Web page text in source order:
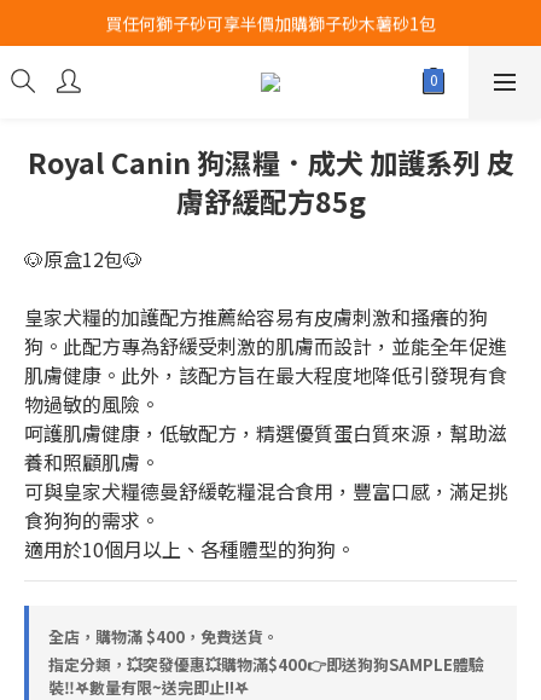
Airbuggy 全線現貨8折！立即點擊火速搶購
買任何獅子砂可享半價加購獅子砂木薯砂1包
Airbuggy 全線現貨8折！立即點擊火速搶購
Royal Canin 狗濕糧．成犬 加護系列 皮
膚舒緩配方85g
🐶原盒12包🐶
皇家犬糧的加護配方推薦給容易有皮膚刺激和搔癢的狗
狗。此配方專為舒緩受刺激的肌膚而設計，並能全年促進
肌膚健康。此外，該配方旨在最大程度地降低引發現有食
物過敏的風險。
呵護肌膚健康，低敏配方，精選優質蛋白質來源，幫助滋
養和照顧肌膚。
可與皇家犬糧德曼舒緩乾糧混合食用，豐富口感，滿足挑
食狗狗的需求。
適用於10個月以上、各種體型的狗狗。
全店，購物滿 $400，免費送貨。
指定分類，💥突發優惠💥購物滿$400👉即送狗狗SAMPLE體驗
裝‼️𖤐數量有限~送完即止!!𖤐